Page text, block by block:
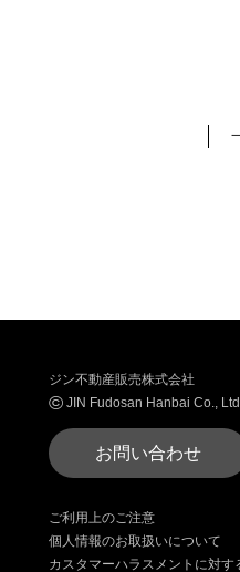
ジン不動産販売株式会社
© JIN Fudosan Hanbai Co.,
お問い合わせ
ご利用上のご注意
個人情報のお取扱いについて
カスタマーハラスメントに対す